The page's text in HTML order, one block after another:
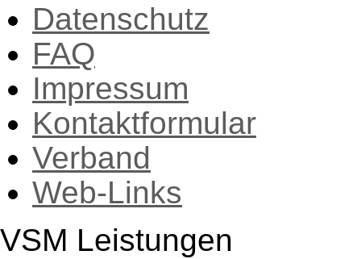
Datenschutz
FAQ
Impressum
Kontaktformular
Verband
Web-Links
VSM Leistungen